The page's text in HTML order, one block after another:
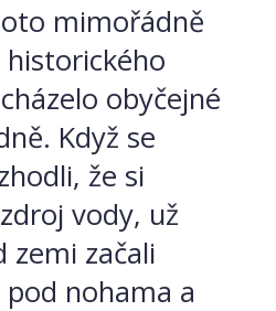
mimořádně
obyčejné
Když se
že si
vody, už
začali
nohama a